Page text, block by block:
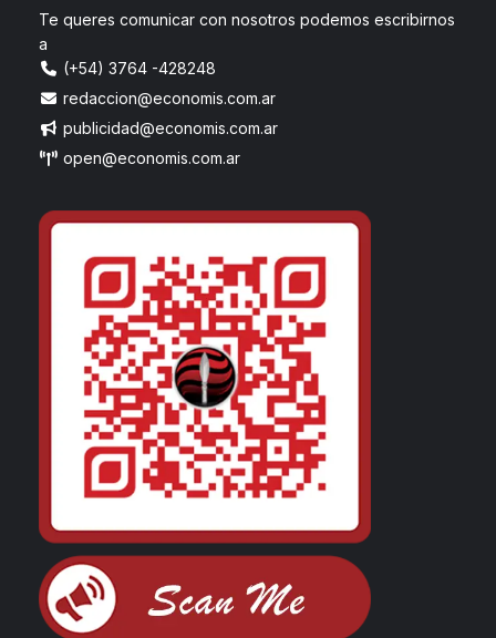
Te queres comunicar con nosotros podemos escribirnos
a
(+54) 3764 -428248
redaccion@economis.com.ar
publicidad@economis.com.ar
open@economis.com.ar